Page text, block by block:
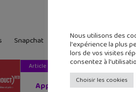
Snapchat
Article précédent
Apple lance un iPhone
Nous utilisons des
l'expérience la plus
lors de vos visites
consentez à
Choisir les cookies